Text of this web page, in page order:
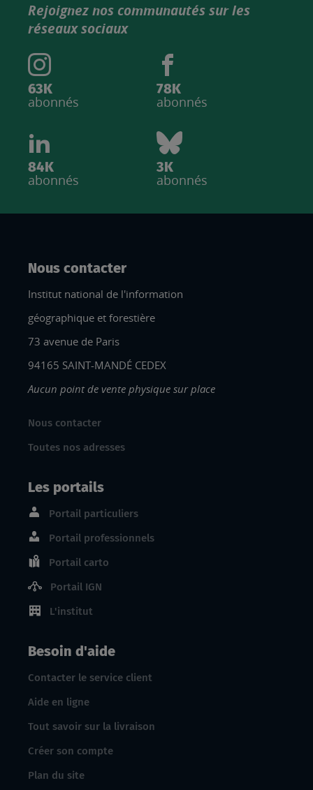
IGN
Rejoignez nos communautés sur les
réseaux sociaux
63K
abonnés
78K
abonnés
84K
abonnés
3K
abonnés
Nous contacter
Institut national de l'information
géographique et forestière
73 avenue de Paris
94165 SAINT-MANDÉ CEDEX
Aucun point de vente physique sur place
Nous contacter
Toutes nos adresses
Les portails
Portail particuliers
Portail professionnels
Portail carto
Portail IGN
L'institut
Besoin d'aide
Contacter le service client
Aide en ligne
Tout savoir sur la livraison
Créer son compte
Plan du site